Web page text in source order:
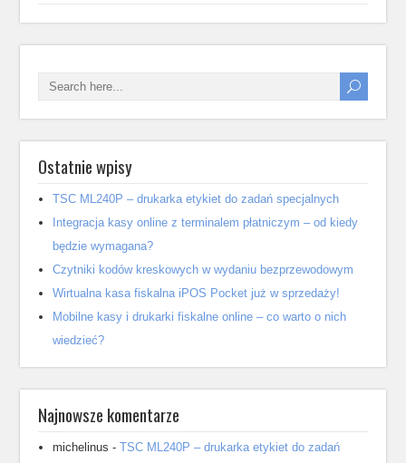
Ostatnie wpisy
TSC ML240P – drukarka etykiet do zadań specjalnych
Integracja kasy online z terminalem płatniczym – od kiedy
będzie wymagana?
Czytniki kodów kreskowych w wydaniu bezprzewodowym
Wirtualna kasa fiskalna iPOS Pocket już w sprzedaży!
Mobilne kasy i drukarki fiskalne online – co warto o nich
wiedzieć?
Najnowsze komentarze
michelinus -TSC ML240P – drukarka etykiet do zadań